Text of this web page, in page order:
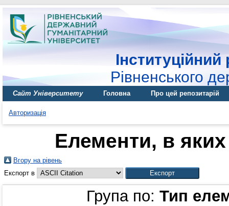
Інституційний
Рівненського
Сайт Університету Головна Про цей репозитарій
Авторизація
Елементи, в
Вгору на рівень
Експорт в
Група по: Тип